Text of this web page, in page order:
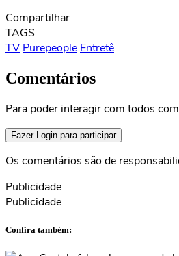
Compartilhar
TAGS
TV Purepeople Entretê
Comentários
Para poder interagir com todos
Fazer Login para participar
Os comentários são de
Publicidade
Publicidade
Confira também: